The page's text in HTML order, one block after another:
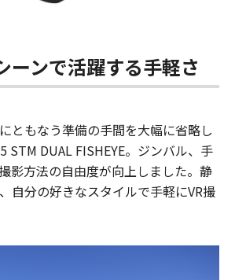
ーンで活躍する手軽さ
ともなう準備の手間を大幅に省略し
STM DUAL FISHEYE。ジンバル、手
影方法の自由度が向上しました。静
自分の好きなスタイルで手軽にVR撮